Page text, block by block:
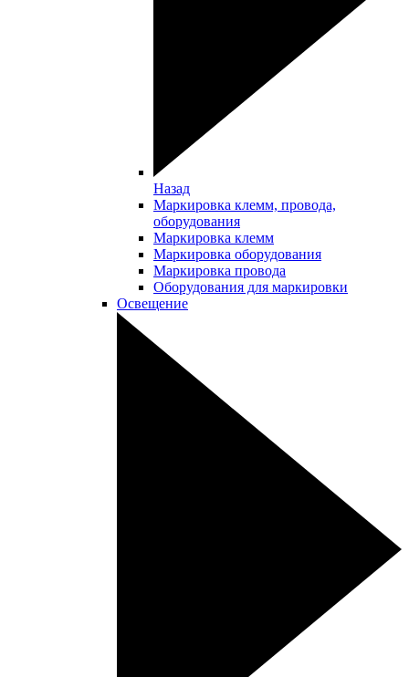
Назад
Маркировка клемм, провода,
оборудования
Маркировка клемм
Маркировка оборудования
Маркировка провода
Оборудования для маркировки
Освещение